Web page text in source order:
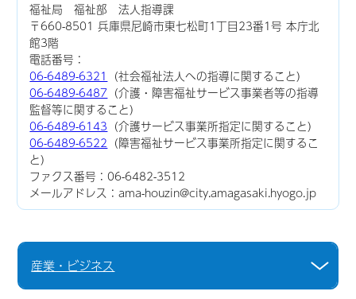
福祉局 福祉部 法人指導課
〒660-8501 兵庫県尼崎市東七松町1丁目23番1号 本庁北
館3階
電話番号：
06-6489-6321
（社会福祉法人への指導に関すること）
06-6489-6487 （介護・障害福祉サービス事業者等の指導
監督等に関すること）
06-6489-6143 （介護サービス事業所指定に関すること）
06-6489-6522 （障害福祉サービス事業所指定に関するこ
と）
ファクス番号：06-6482-3512
メールアドレス：ama-houzin@city.amagasaki.hyogo.jp
産業・ビジネス